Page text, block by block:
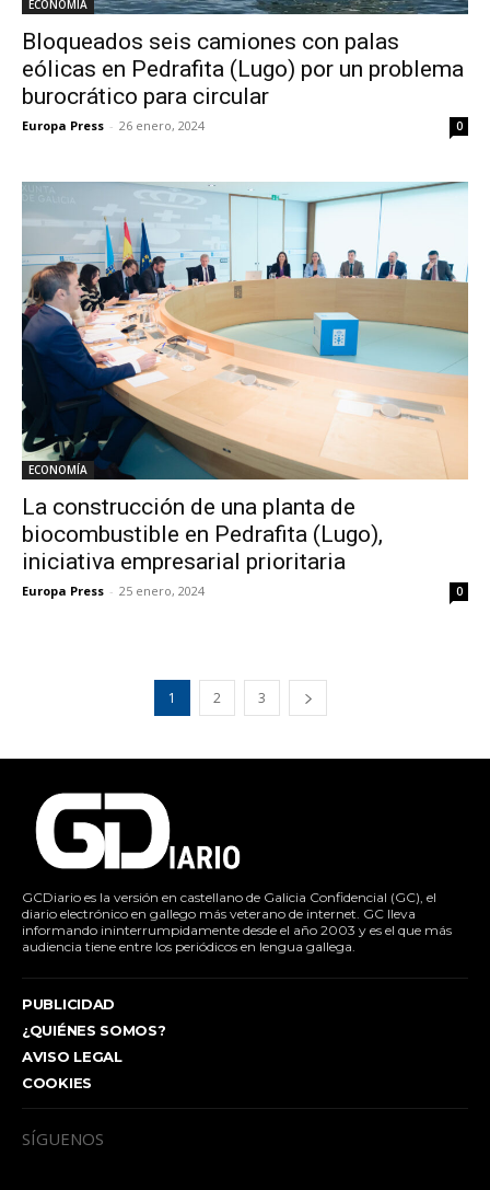
ECONOMÍA
Bloqueados seis camiones con palas
eólicas en Pedrafita (Lugo) por un problema
burocrático para circular
Europa Press - 26 enero, 2024 0
ECONOMÍA
La construcción de una planta de
biocombustible en Pedrafita (Lugo),
iniciativa empresarial prioritaria
Europa Press - 25 enero, 2024 0
1 2 3
GCDiario es la versión en castellano de Galicia Confidencial (GC), el
diario electrónico en gallego más veterano de internet. GC lleva
informando ininterrumpidamente desde el año 2003 y es el que más
audiencia tiene entre los periódicos en lengua gallega.
PUBLICIDAD
¿QUIÉNES SOMOS?
AVISO LEGAL
COOKIES
SÍGUENOS